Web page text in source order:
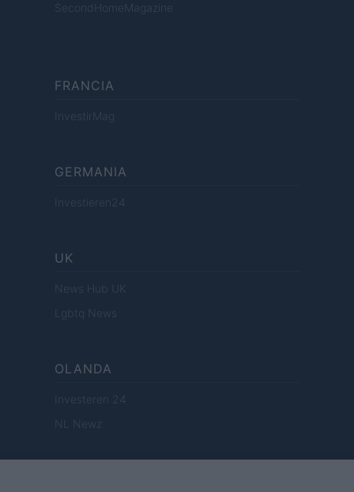
SecondHomeMagazine
FRANCIA
InvestirMag
GERMANIA
Investieren24
UK
News Hub UK
Lgbtq News
OLANDA
Investeren 24
NL Newz